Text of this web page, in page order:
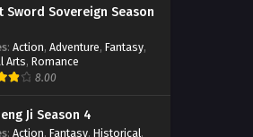
Star Season 2
37 Subtitle Indonesia
- November 22, 2022
Star Season 2
- November 16, 2022
Sword Sovereign Season
: Action, Adventure, Fantasy,
Arts, Romance
8.00
Ji Season 4
: Action, Fantasy, Historical,